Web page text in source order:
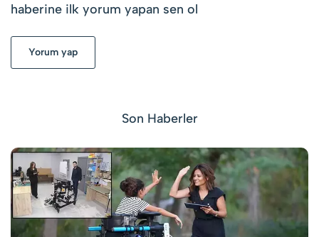
haberine ilk yorum yapan sen ol
Yorum yap
Son Haberler